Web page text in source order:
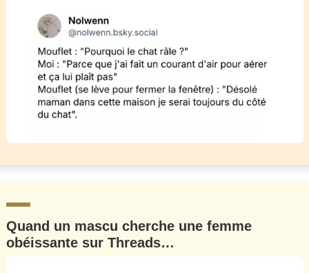
Quand un mascu cherche une femme
obéissante sur Threads…